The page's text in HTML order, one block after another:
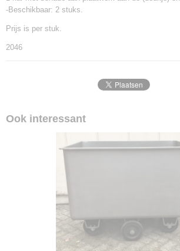
-Beschikbaar: 2 stuks.
Prijs is per stuk.
2046
Ook interessant